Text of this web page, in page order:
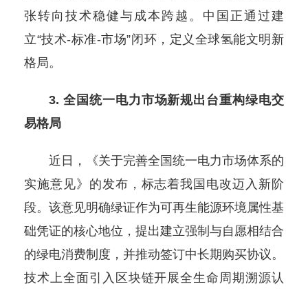
张转向技术稳健与成本跨越。中国正通过建
立“技术-标准-市场”闭环，定义全球氢能文明新
格局。
3. 全国统一电力市场新规出台重构绿电交
易格局
近日，《关于完善全国统一电力市场体系的
实施意见》的发布，标志着我国电改迈入新阶
段。该意见明确绿证作为可再生能源环境属性基
础凭证的核心地位，提出建立强制与自愿相结合
的绿电消费制度，并推动签订中长期购买协议。
技术上全面引入区块链开展全生命周期溯源认